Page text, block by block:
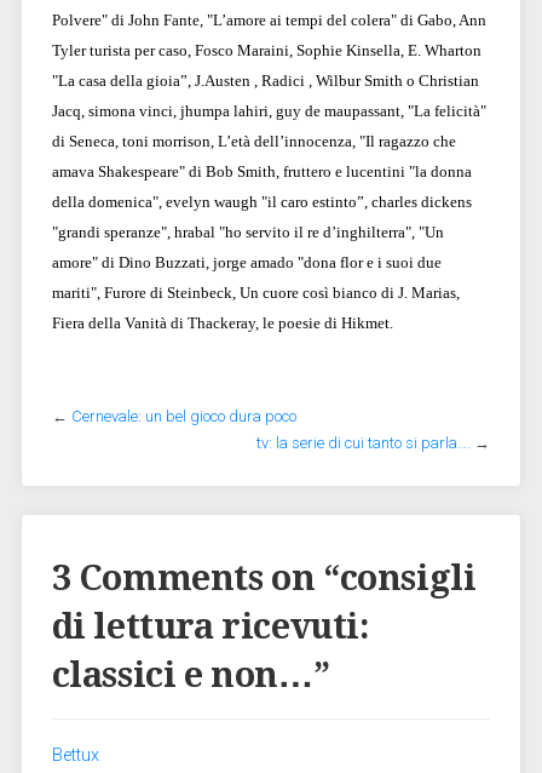
Polvere" di John Fante, "L’amore ai tempi del colera" di Gabo, Ann
Tyler turista per caso, Fosco Maraini, Sophie Kinsella, E. Wharton
"La casa della gioia”, J.Austen , Radici , Wilbur Smith o Christian
Jacq, simona vinci, jhumpa lahiri, guy de maupassant, "La felicità"
di Seneca, toni morrison, L’età dell’innocenza, "Il ragazzo che
amava Shakespeare" di Bob Smith, fruttero e lucentini "la donna
della domenica", evelyn waugh "il caro estinto”, charles dickens
"grandi speranze", hrabal "ho servito il re d’inghilterra", "Un
amore" di Dino Buzzati, jorge amado "dona flor e i suoi due
mariti", Furore di Steinbeck, Un cuore così bianco di J. Marias,
Fiera della Vanità di Thackeray, le poesie di Hikmet.
← Cernevale: un bel gioco dura poco
tv: la serie di cui tanto si parla…. →
3 Comments on “consigli
di lettura ricevuti:
classici e non…”
Bettux